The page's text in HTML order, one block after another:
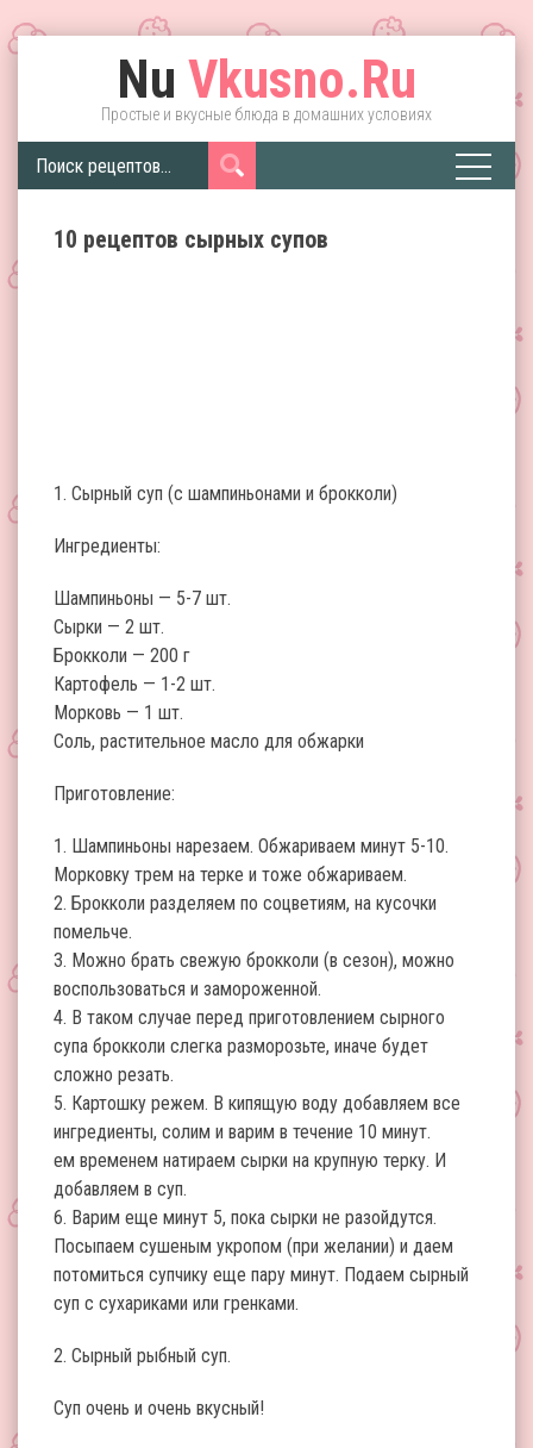
Nu Vkusno.Ru
Простые и вкусные блюда в домашних условиях
10 рецептов сырных супов
1. Сырный суп (с шампиньонами и брокколи)
Ингредиенты:
Шампиньоны — 5-7 шт.
Сырки — 2 шт.
Брокколи — 200 г
Картофель — 1-2 шт.
Морковь — 1 шт.
Соль, растительное масло для обжарки
Приготовление:
1. Шампиньоны нарезаем. Обжариваем минут 5-10.
Морковку трем на терке и тоже обжариваем.
2. Брокколи разделяем по соцветиям, на кусочки
помельче.
3. Можно брать свежую брокколи (в сезон), можно
воспользоваться и замороженной.
4. В таком случае перед приготовлением сырного
супа брокколи слегка разморозьте, иначе будет
сложно резать.
5. Картошку режем. В кипящую воду добавляем все
ингредиенты, солим и варим в течение 10 минут.
ем временем натираем сырки на крупную терку. И
добавляем в суп.
6. Варим еще минут 5, пока сырки не разойдутся.
Посыпаем сушеным укропом (при желании) и даем
потомиться супчику еще пару минут. Подаем сырный
суп с сухариками или гренками.
2. Сырный рыбный суп.
Суп очень и очень вкусный!